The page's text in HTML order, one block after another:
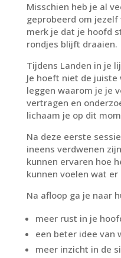
Misschien heb je al
geprobeerd om
merk je dat je hoofd
rondjes blijft draaien.
Tijdens Landen in je
Je hoeft niet de
leggen waarom je je
vertragen en
lichaam je op dit
Na deze eerste
ineens verdwenen
kunnen ervaren hoe
kunnen voelen wat
Na afloop ga je naar
meer rust in je
een beter idee van
meer inzicht in de